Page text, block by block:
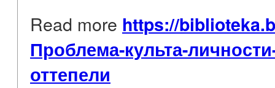
Read more https://
Проблема-культа-
оттепели